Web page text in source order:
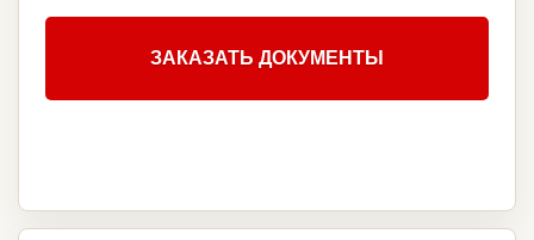
ЗАКАЗАТЬ ДОКУМЕНТЫ